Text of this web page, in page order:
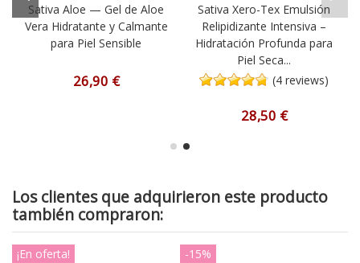
Sativa Aloe — Gel de Aloe
Vera Hidratante y Calmante
para Piel Sensible
26,90 €
Sativa Xero-Tex Emulsión
Relipidizante Intensiva –
Hidratación Profunda para
Piel Seca...
(4 reviews)
28,50 €
Los clientes que adquirieron este producto
también compraron:
¡En oferta!
-15%